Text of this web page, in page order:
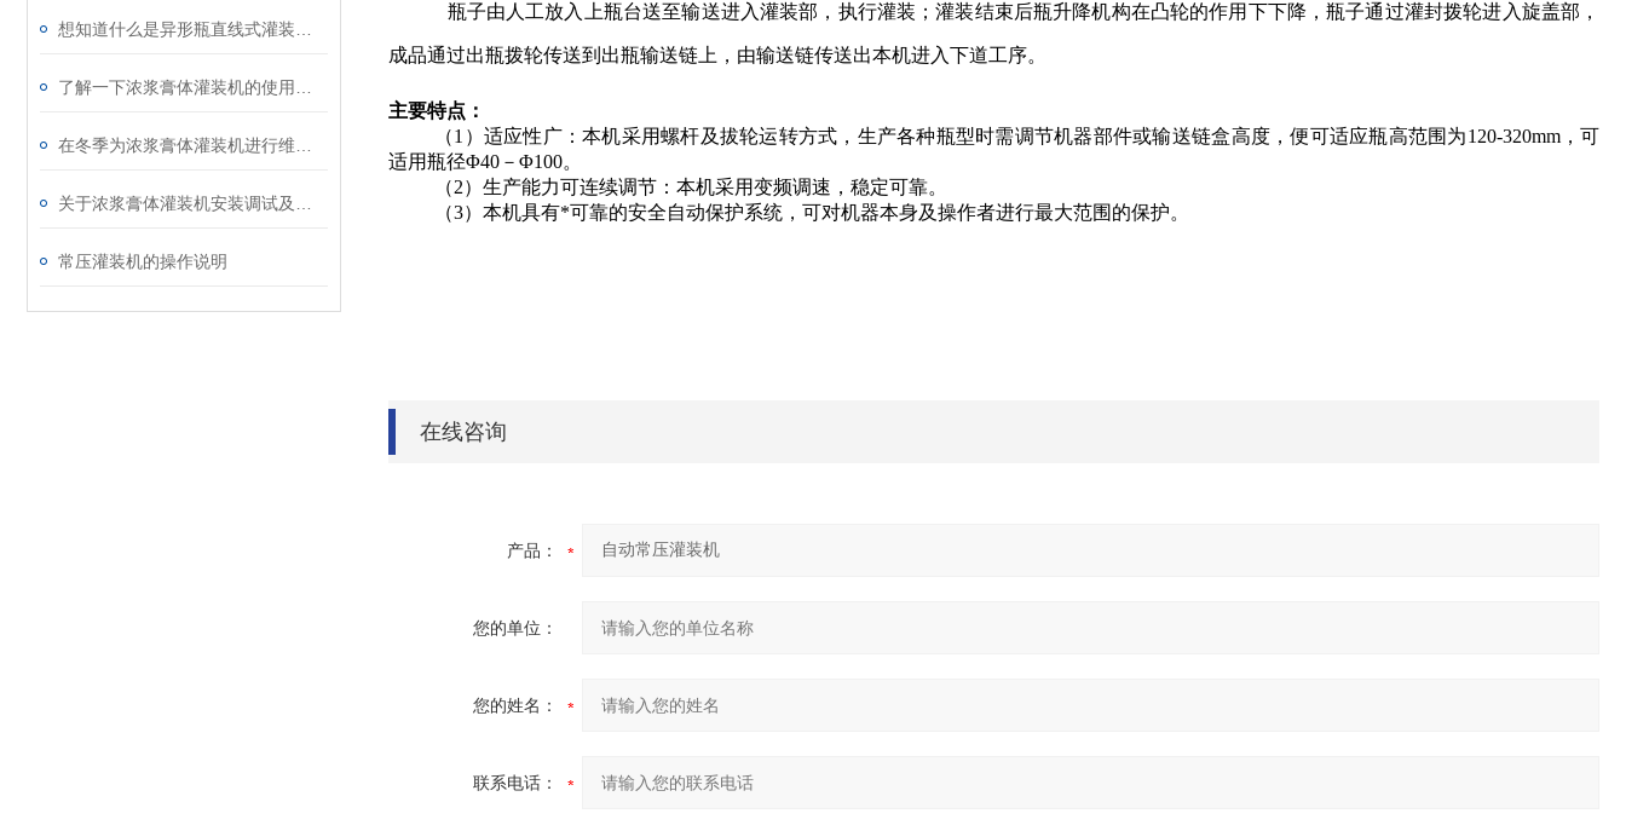
常压灌装机的操作说明
瓶子由人工放入 上瓶台送至输送进入灌装部，执行灌装；灌装结束后瓶升降机构在凸轮的作用下下降，瓶子通过灌封拨轮进入旋盖部，
成品通过出瓶拨轮传送到出瓶输送链上，由输送链传送出本机进入下道工序。
主要特点：
（1 ）适应性广：本机采用螺杆及拔轮运转方式，生产各种瓶型时需调节机器部件或输送链盒高度，便可适应瓶高范围为120-320mm，可
适用瓶径Φ40 －Φ100。
（2）生产能力可连续调节：本机采用变频调速，稳定可靠。
（3）本机具有*可靠的安全自动保护系统，可对机器本身及操作者进行最大范围的保护。
在线咨询
产品：
您的单位：
您的姓名：
联系电话：